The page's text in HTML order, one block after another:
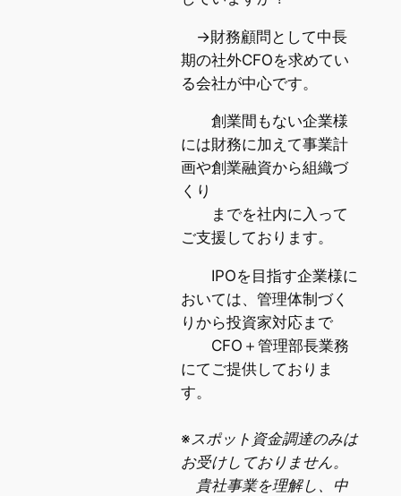
→財務顧問として中長
期の社外CFOを求めてい
る会社が中心です。
創業間もない企業様
には財務に加えて事業計
画や創業融資から組織づ
くり
までを社内に入って
ご支援しております。
IPOを目指す企業様に
おいては、管理体制づく
りから投資家対応まで
CFO＋管理部長業務
にてご提供しておりま
す。
※スポット資金調達のみは
お受けしておりません。
貴社事業を理解し、中